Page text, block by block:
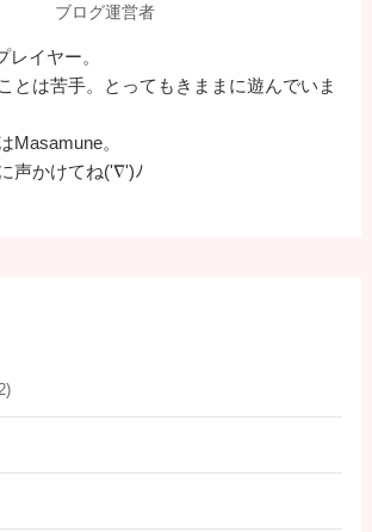
ブログ運営者
レイヤー。
とは苦手。とってもきままに遊んでいま
Masamune。
声かけてね('∇')ﾉ